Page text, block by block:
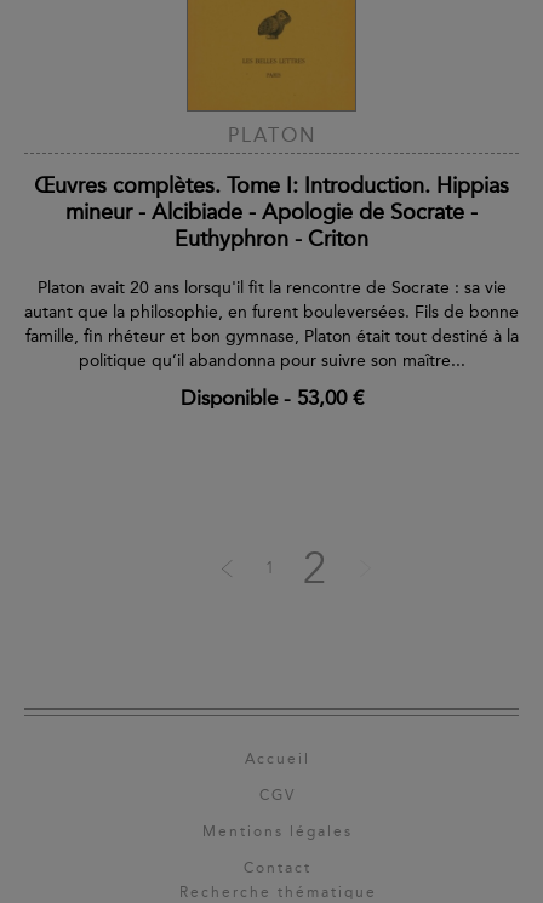
PLATON
Œuvres complètes. Tome I: Introduction. Hippias
mineur - Alcibiade - Apologie de Socrate -
Euthyphron - Criton
Platon avait 20 ans lorsqu'il fit la rencontre de Socrate : sa vie
autant que la philosophie, en furent bouleversées. Fils de bonne
famille, fin rhéteur et bon gymnase, Platon était tout destiné à la
politique qu’il abandonna pour suivre son maître...
Disponible- 53,00 €
1 2
Accueil
CGV
Mentions légales
Contact
Recherche thématique